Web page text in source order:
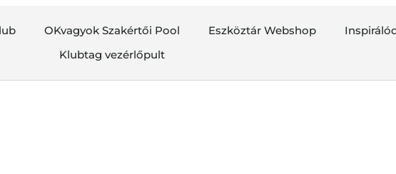
OKvagyok Szakértői Pool Eszköztár Webshop
Klubtag vezérlőpult